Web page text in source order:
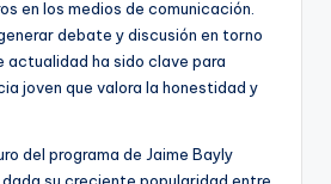
en los medios de comunicación.
debate y discusión en torno
actualidad ha sido clave para
joven que valora la honestidad y
del programa de Jaime Bayly
su creciente popularidad entre